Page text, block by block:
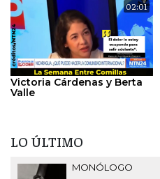
02:01
Victoria Cárdenas y Berta
Valle
LO ÚLTIMO
MONÓLOGO